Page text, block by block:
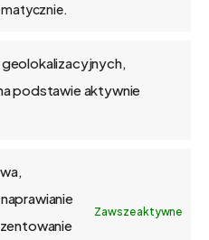
podstawie aktywnie
Zawsze aktywne